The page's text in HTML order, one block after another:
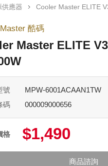
供應器 Cooler Master ELITE V3黑化版電源供應器
酷碼
Master ELITE
號
MPW-6001ACAAN1TW
碼
000009000656
格 $1,490
商品諮詢